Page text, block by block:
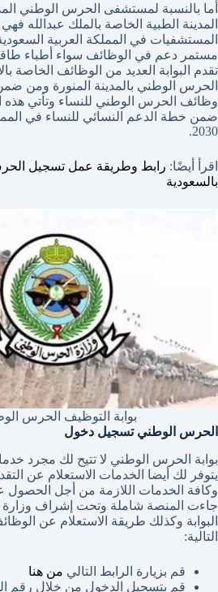
أما بالنسبة لمستشفى الحرس الوطني
المدينة الطبية الخاصة بالملك عبدالله
المستشفيات في المملكة العربية
مستمر دعم في الوظائف سواء أطباء
تقدم البوابة العديد من الوظائف الخاصة
الحرس الوطني بالمدينة المنورة ومن
وظائف الحرس الوطني للنساء وتأتي هذه
ضمن خطة الدعم النسائي للنساء في
2030.
اقرأ أيضًا: رابط وطريقة عمل تسجيل
بالسعودية
بوابة التوظيف الحرس
الحرس الوطني تسجيل دخول
بوابة الحرس الوطني لا تتيح لك مجرد
يتوفر لك أيضا الخدمات الاستعلام عن
وكافة الخدمات اللازمة من أجل الحصول
جاءت المنصة شاملة وتحت إشراف وزارة
البوابة وكذلك طريقة الاستعلام عن
التالية:
قم بزيارة الرابط التالي من هنا
قم بتسجيل الدخول من خلال رقم